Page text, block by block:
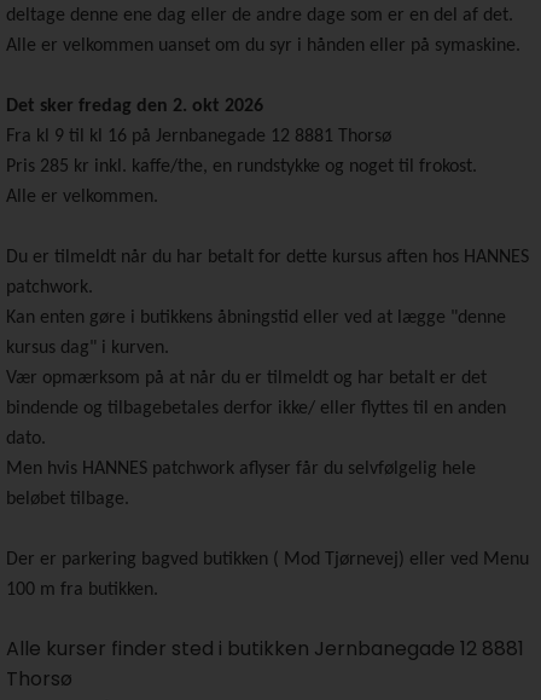
deltage denne ene dag eller de andre dage som er en del af det.
Alle er velkommen uanset om du syr i hånden eller på symaskine.
Det sker fredag den 2. okt 2026
Fra kl 9 til kl 16 på Jernbanegade 12 8881 Thorsø
Pris 285 kr inkl. kaffe/the, en rundstykke og noget til frokost.
Alle er velkommen.
Du er tilmeldt når du har betalt for dette kursus aften hos HANNES
patchwork.
Kan enten gøre i butikkens åbningstid eller ved at lægge "denne
kursus dag" i kurven.
Vær opmærksom på at når du er tilmeldt og har betalt er det
bindende og tilbagebetales derfor ikke/ eller flyttes til en anden
dato.
Men hvis HANNES patchwork aflyser får du selvfølgelig hele
beløbet tilbage.
Der er parkering bagved butikken ( Mod Tjørnevej) eller ved Menu
100 m fra butikken.
Alle kurser finder sted i butikken Jernbanegade 12 8881
Thorsø